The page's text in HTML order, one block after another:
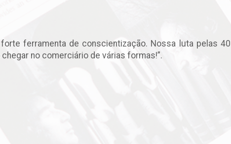
ferramenta de conscientização. Nossa luta pelas 40
no comerciário de várias formas!”.